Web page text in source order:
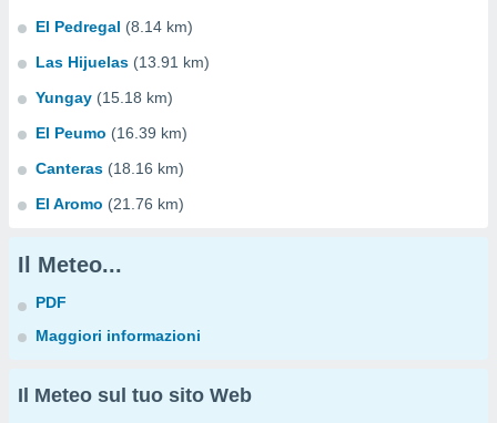
El Pedregal (8.14 km)
Las Hijuelas (13.91 km)
Yungay (15.18 km)
El Peumo (16.39 km)
Canteras (18.16 km)
El Aromo (21.76 km)
Il Meteo...
PDF
Maggiori informazioni
Il Meteo sul tuo sito Web